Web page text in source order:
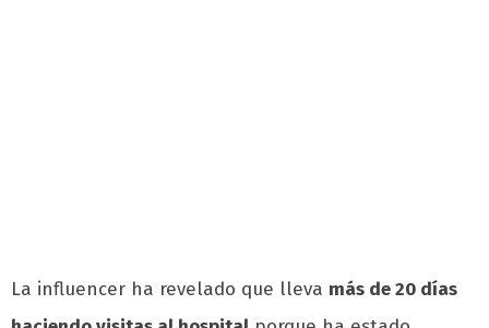
La influencer ha revelado que lleva más de 20 días